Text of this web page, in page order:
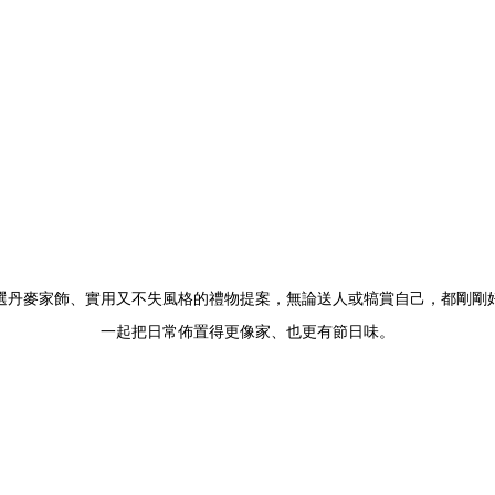
丹麥家飾、實用又不失風格的禮物提案，無論送人或犒賞自己，都剛剛
一起把日常佈置得更像家、也更有節日味。